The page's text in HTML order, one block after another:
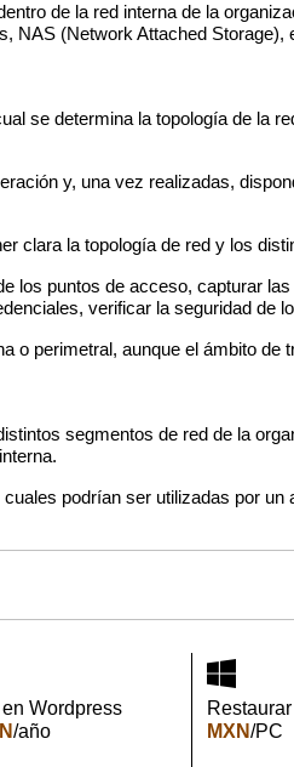
de la red interna de la
NAS (Network Attached Storage),
se determina la topología de
y, una vez realizadas,
clara la topología de red y los
los puntos de acceso, capturar
verificar la seguridad de
o perimetral, aunque el ámbito
segmentos de red de la
podrían ser utilizadas por
Wordpress
/año
MXN/PC